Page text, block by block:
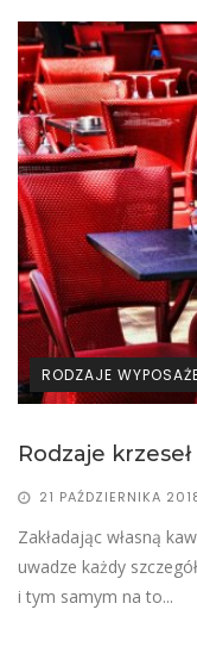
RODZAJE
Rodzaje
21 PAŹDZIERNIKA
Zakładając własną
uwadze każdy
i tym samym na to...